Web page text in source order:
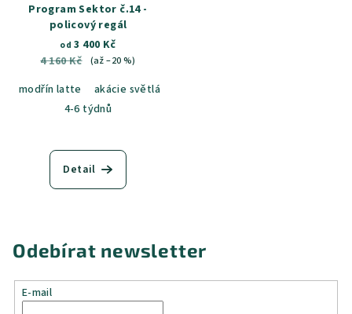
Program Sektor č.14 -
policový regál
od 3 400 Kč
4 160 Kč
(až –20 %)
modřín latte akácie světlá
4-6 týdnů
Detail
Odebírat newsletter
E-mail